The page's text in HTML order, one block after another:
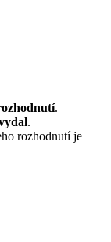
.
.
rozhodnutí je